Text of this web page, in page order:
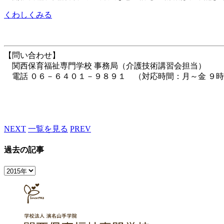
くわしくみる
【問い合わせ】
関西保育福祉専門学校 事務局（介護技術講習会担当）
電話 ０６－６４０１－９８９１ （対応時間：月～金 ９時
NEXT 一覧を見る PREV
過去の記事